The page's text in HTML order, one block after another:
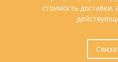
стоимость доставки,